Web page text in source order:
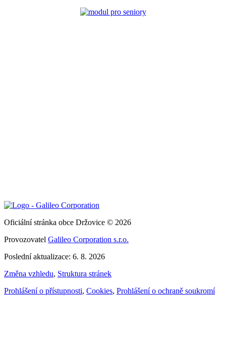
Oficiální stránka obce Držovice © 2026
Provozovatel Galileo Corporation s.r.o.
Poslední aktualizace: 6. 8. 2026
Změna vzhledu, Struktura stránek
Prohlášení o přístupnosti, Cookies, Prohlášení o ochraně soukromí